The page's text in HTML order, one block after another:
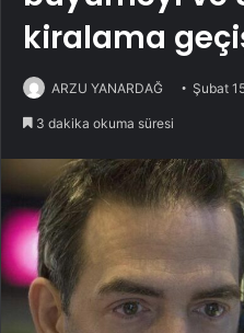
kiralama
ARZU YANARDAĞ Şubat
3 dakika okuma süresi